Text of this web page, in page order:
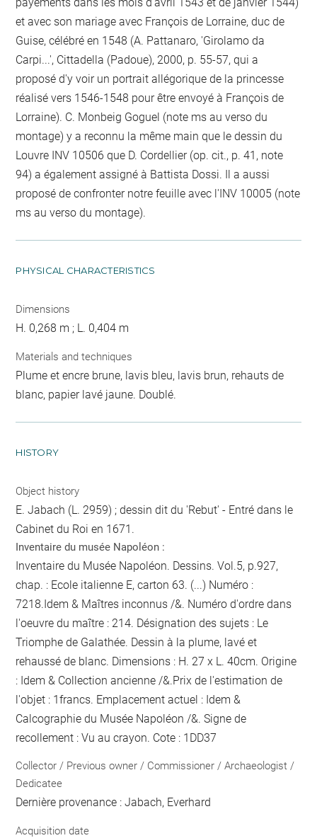
et avec son mariage avec François de Lorraine, duc de
Guise, célébré en 1548 (A. Pattanaro, 'Girolamo da
Carpi...', Cittadella (Padoue), 2000, p. 55-57, qui a
proposé d'y voir un portrait allégorique de la princesse
réalisé vers 1546-1548 pour être envoyé à François de
Lorraine). C. Monbeig Goguel (note ms au verso du
montage) y a reconnu la même main que le dessin du
Louvre INV 10506 que D. Cordellier (op. cit., p. 41, note
94) a également assigné à Battista Dossi. Il a aussi
proposé de confronter notre feuille avec l'INV 10005 (note
ms au verso du montage).
PHYSICAL CHARACTERISTICS
Dimensions
H. 0,268 m ; L. 0,404 m
Materials and techniques
Plume et encre brune, lavis bleu, lavis brun, rehauts de
blanc, papier lavé jaune. Doublé.
HISTORY
Object history
E. Jabach (L. 2959) ; dessin dit du 'Rebut' - Entré dans le
Cabinet du Roi en 1671.
Inventaire du musée Napoléon :
Inventaire du Musée Napoléon. Dessins. Vol.5, p.927,
chap. : Ecole italienne E, carton 63. (...) Numéro :
7218.Idem & Maîtres inconnus /&. Numéro d'ordre dans
l'oeuvre du maître : 214. Désignation des sujets : Le
Triomphe de Galathée. Dessin à la plume, lavé et
rehaussé de blanc. Dimensions : H. 27 x L. 40cm. Origine
: Idem & Collection ancienne /&.Prix de l'estimation de
l'objet : 1francs. Emplacement actuel : Idem &
Calcographie du Musée Napoléon /&. Signe de
recollement :Vu au crayon. Cote : 1DD37
Collector / Previous owner / Commissioner / Archaeologist /
Dedicatee
Dernière provenance : Jabach, Everhard
Acquisition date